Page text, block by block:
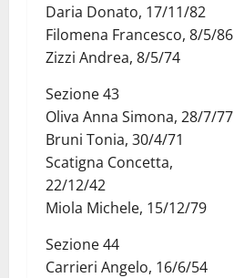
Daria Donato, 17/11/82
Filomena Francesco, 8/5/86
Zizzi Andrea, 8/5/74
Sezione 43
Oliva Anna Simona, 28/7/77
Bruni Tonia, 30/4/71
Scatigna Concetta,
22/12/42
Miola Michele, 15/12/79
Sezione 44
Carrieri Angelo, 16/6/54